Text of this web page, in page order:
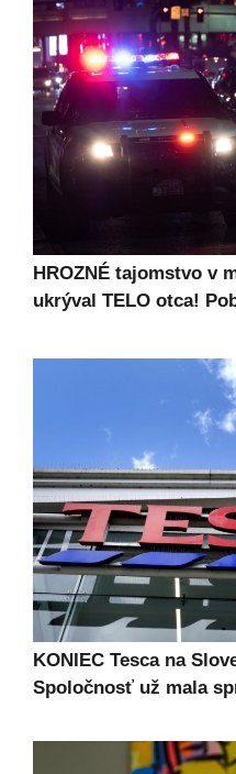
HROZNÉ tajomstvo v
ukrýval TELO otca!
KONIEC Tesca na
Spoločnosť už mala